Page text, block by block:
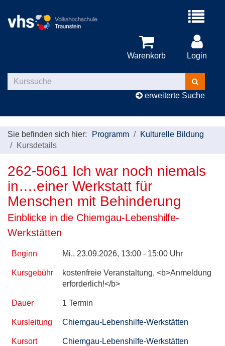
Menü
Warenkorb Login
Kurse
suchen
erweiterte Suche
Sie befinden sich hier: Programm
Kulturelle Bildung
Kursdetails
262-5061 Ich war noch niemals
in….einer Werkstatt für
Menschen mit Behinderung
Einblicke in die Chiemgau-Lebenshilfe-
Werkstätten
Beginn Mi., 23.09.2026, 13:00 - 15:00 Uhr
Kursgebühr
kostenfreie Veranstaltung, <b>Anmeldung
erforderlich!</b>
Dauer 1 Termin
Kursleitung Chiemgau-Lebenshilfe-Werkstätten
Kursort
Chiemgau-Lebenshilfe-Werkstätten